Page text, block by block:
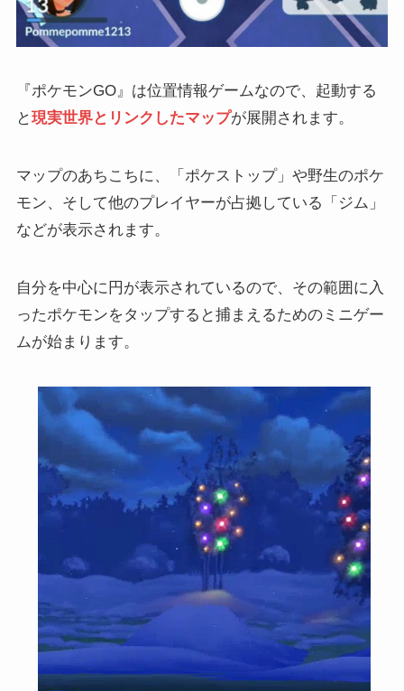
『ポケモンGO』は位置情報ゲームなので、起動する
と現実世界とリンクしたマップが展開されます。
マップのあちこちに、「ポケストップ」や野生のポケ
モン、そして他のプレイヤーが占拠している「ジム」
などが表示されます。
自分を中心に円が表示されているので、その範囲に入
ったポケモンをタップすると捕まえるためのミニゲー
ムが始まります。